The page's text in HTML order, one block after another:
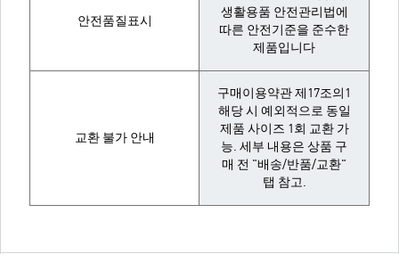
안전품질표시
생활용품 안전관리법에
따른 안전기준을 준수한
제품입니다
교환 불가 안내
구매이용약관 제17조의1
해당 시 예외적으로 동일
제품 사이즈 1회 교환 가
능. 세부 내용은 상품 구
매 전 "배송/반품/교환"
탭 참고.